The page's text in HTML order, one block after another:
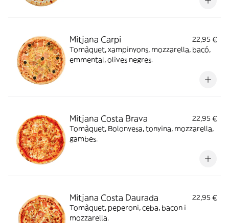
Mitjana Carpi
22,95 €
Tomàquet, xampinyons, mozzarella, bacó,
emmental, olives negres.
Mitjana Costa Brava
22,95 €
Tomàquet, Bolonyesa, tonyina, mozzarella,
gambes.
Mitjana Costa Daurada
22,95 €
Tomàquet, peperoni, ceba, bacon i
mozzarella.